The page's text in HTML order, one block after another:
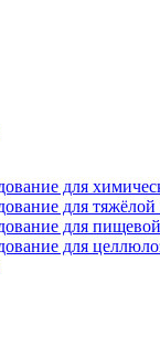
для
для
для
для